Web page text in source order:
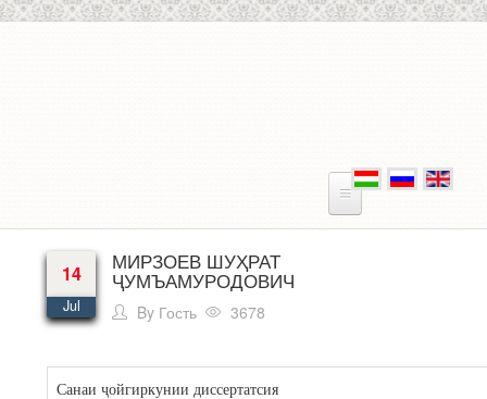
14
Jul
МИРЗОЕВ ШУҲРАТ
ҶУМЪАМУРОДОВИЧ
By Гость 3678
Санаи ҷойгиркунии диссертатсия